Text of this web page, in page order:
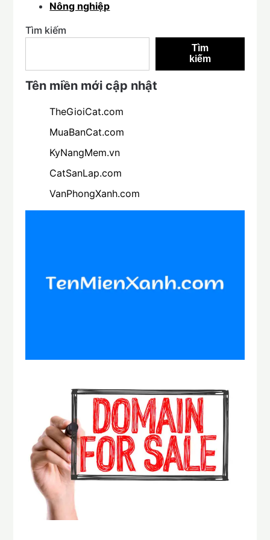
Nông nghiệp
Tìm kiếm
Tìm
kiếm
Tên miền mới cập nhật
TheGioiCat.com
MuaBanCat.com
KyNangMem.vn
CatSanLap.com
VanPhongXanh.com